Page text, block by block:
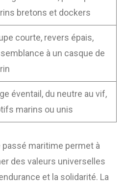
bretons et dockers
courte, revers épais,
à un casque de
éventail, du neutre au vif,
marins ou unis
passé maritime permet à
des valeurs universelles
et la solidarité. La